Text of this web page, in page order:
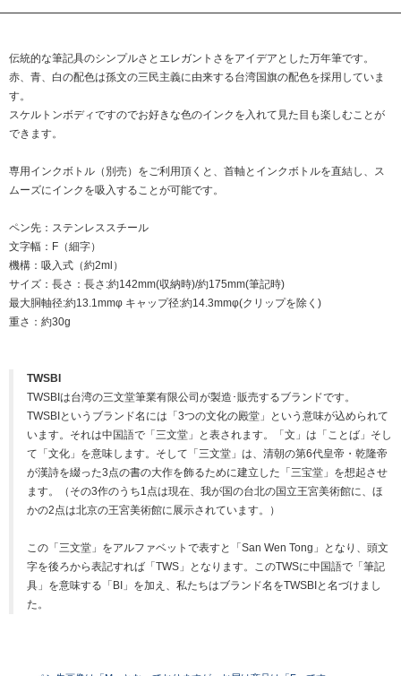
伝統的な筆記具のシンプルさとエレガントさをアイデアとした万年筆です。
赤、青、白の配色は孫文の三民主義に由来する台湾国旗の配色を採用していま
す。
スケルトンボディですのでお好きな色のインクを入れて見た目も楽しむことが
できます。
専用インクボトル（別売）をご利用頂くと、首軸とインクボトルを直結し、ス
ムーズにインクを吸入することが可能です。
ペン先：ステンレススチール
文字幅：F（細字）
機構：吸入式（約2ml）
サイズ：長さ：長さ:約142mm(収納時)/約175mm(筆記時)
最大胴軸径:約13.1mmφ キャップ径:約14.3mmφ(クリップを除く)
重さ：約30g
TWSBI
TWSBIは台湾の三文堂筆業有限公司が製造･販売するブランドです。
TWSBIというブランド名には「3つの文化の殿堂」という意味が込められて
います。それは中国語で「三文堂」と表されます。「文」は「ことば」そし
て「文化」を意味します。そして「三文堂」は、清朝の第6代皇帝・乾隆帝
が漢詩を綴った3点の書の大作を飾るために建立した「三宝堂」を想起させ
ます。（その3作のうち1点は現在、我が国の台北の国立王宮美術館に、ほ
かの2点は北京の王宮美術館に展示されています。）
この「三文堂」をアルファベットで表すと「San Wen Tong」となり、頭文
字を後ろから表記すれば「TWS」となります。このTWSに中国語で「筆記
具」を意味する「BI」を加え、私たちはブランド名をTWSBIと名づけまし
た。